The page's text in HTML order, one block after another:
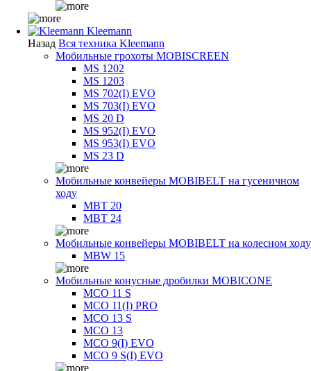
Kleemann
Назад Вся техника Kleemann
Мобильные грохоты MOBISCREEN
MS 1202
MS 1203
MS 702(I) EVO
MS 703(I) EVO
MS 20 D
MS 952(I) EVO
MS 953(I) EVO
MS 23 D
Мобильные конвейеры MOBIBELT на гусеничном
ходу
MBT 20
MBT 24
Мобильные конвейеры MOBIBELT на колесном ходу
MBW 15
Мобильные конусные дробилки MOBICONE
MCO 11 S
MCO 11(I) PRO
MCO 13 S
MCO 13
MCO 9(I) EVO
MCO 9 S(I) EVO